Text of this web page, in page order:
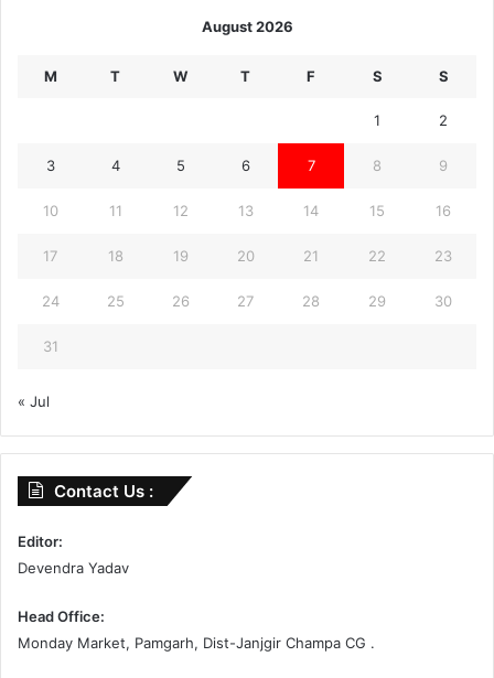
August 2026
M T W T F S S
1 2
3 4 5 6 7 8 9
10 11 12 13 14 15 16
17 18 19 20 21 22 23
24 25 26 27 28 29 30
31
« Jul
Contact Us :
Editor:
Devendra Yadav
Head Office:
Monday Market, Pamgarh, Dist-Janjgir Champa CG .